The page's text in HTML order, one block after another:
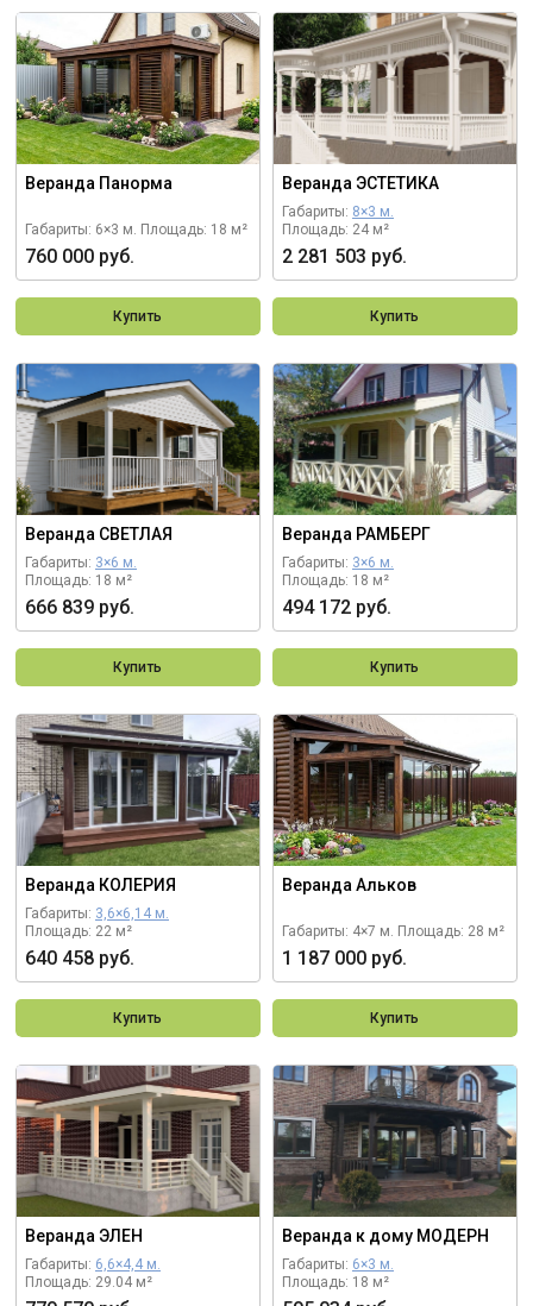
Веранда Панорма
Габариты: 6×3 м. Площадь: 18 м²
760 000 руб.
Купить
Веранда ЭСТЕТИКА
Габариты: 8×3 м.
Площадь: 24 м²
2 281 503 руб.
Купить
Веранда СВЕТЛАЯ
Габариты: 3×6 м.
Площадь: 18 м²
666 839 руб.
Купить
Веранда РАМБЕРГ
Габариты: 3×6 м.
Площадь: 18 м²
494 172 руб.
Купить
Веранда КОЛЕРИЯ
Габариты: 3,6×6,14 м.
Площадь: 22 м²
640 458 руб.
Купить
Веранда Альков
Габариты: 4×7 м. Площадь: 28 м²
1 187 000 руб.
Купить
Веранда ЭЛЕН
Габариты: 6,6×4,4 м.
Площадь: 29.04 м²
Веранда к дому МОДЕРН
Габариты: 6×3 м.
Площадь: 18 м²